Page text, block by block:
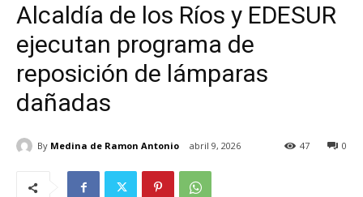
Alcaldía de los Ríos y EDESUR
ejecutan programa de
reposición de lámparas
dañadas
By Medina de Ramon Antonio abril 9, 2026 0
47